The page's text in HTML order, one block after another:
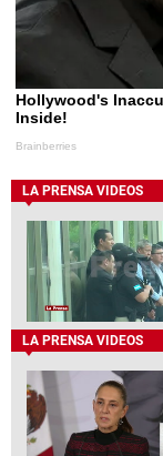
LA PRENSA VIDEOS
LA PRENSA VIDEOS